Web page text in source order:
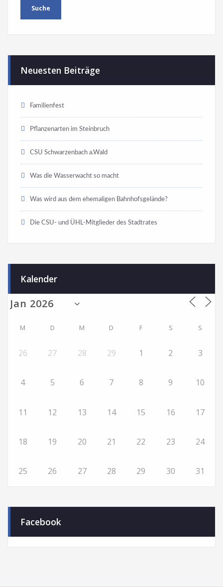
Neuesten Beiträge
Familienfest
Pflanzenarten im Steinbruch
CSU Schwarzenbach a.Wald
Was die Wasserwacht so macht
Was wird aus dem ehemaligen Bahnhofsgelände?
Die CSU- und ÜHL-Mitglieder des Stadtrates
Kalender
M D M D F S S
26 27 28 29 1 2 3
4 5 6 7 8 9 10
11 12 13 14 15 16 17
18 19 20 21 22 23 24
25 26 27 28 29 30 31
Facebook